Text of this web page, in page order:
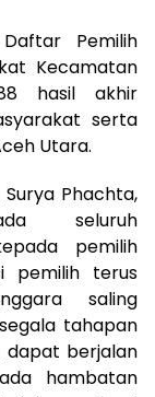
Pemilih
Kecamatan
hasil akhir
serta
Utara.
Phachta,
seluruh
pemilih
pemilih terus
saling
tahapan
dapat berjalan
hambatan